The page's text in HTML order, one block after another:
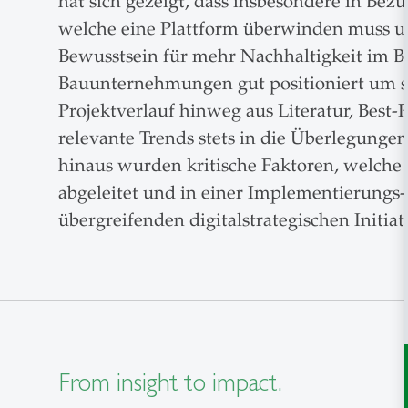
welche eine Plattform überwinden muss
Bewusstsein für mehr Nachhaltigkeit im
Bauunternehmungen gut positioniert um
Projektverlauf hinweg aus Literatur,
relevante Trends stets in die
hinaus wurden kritische Faktoren,
abgeleitet und in einer
übergreifenden digitalstrategischen
From insight to impact.